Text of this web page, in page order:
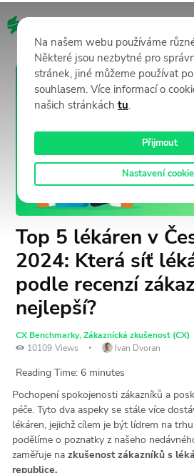
Top 5 lékáren v
2024: Která síť
podle recenzí
nejlepší?
CX Benchmarky,Zákaznícká zkušenost (CX)
10109 Views Ivan Dvoran
Reading Time: 6 minutes
Pochopení spokojenosti zákazníků a
péče. Tyto dva aspeky se stále více
lékáren, jejichž cílem je být lídrem na
podělíme o poznatky z našeho
zaměřuje nazkušenost zákazníků s
republice.
Na našem webu používáme
Některé jsou nezbytné pro
stránek, jiné můžeme používat
souhlasem. Více informací o
našich stránkách tu.
Přijmout
Nastavení